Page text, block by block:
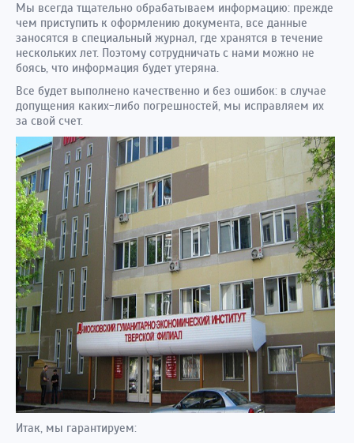
Мы всегда тщательно обрабатываем информацию: прежде
чем приступить к оформлению документа, все данные
заносятся в специальный журнал, где хранятся в течение
нескольких лет. Поэтому сотрудничать с нами можно не
боясь, что информация будет утеряна.
Все будет выполнено качественно и без ошибок: в случае
допущения каких-либо погрешностей, мы исправляем их
за свой счет.
Итак, мы гарантируем: